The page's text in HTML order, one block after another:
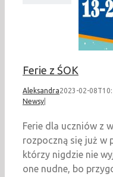
Ferie z ŚOK
Aleksandra2023-02-
Newsy
Ferie dla uczniów z
rozpoczną się już w
którzy nigdzie nie
one nudne, bo